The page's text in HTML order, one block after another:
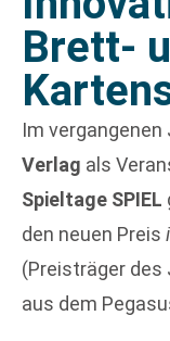
Brett-
Im vergangenen
Verlag als
Spieltage SPIEL
den neuen Preis
(Preisträger des
aus dem